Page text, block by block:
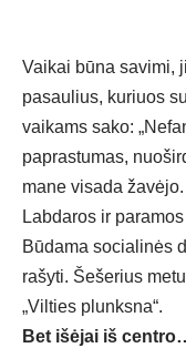
Vaikai būna savimi,
pasaulius, kuriuos
vaikams sako:
paprastumas,
mane visada
Labdaros ir
Būdama socialinės
rašyti. Šešerius
„Vilties plunksna“.
Bet išėjai iš